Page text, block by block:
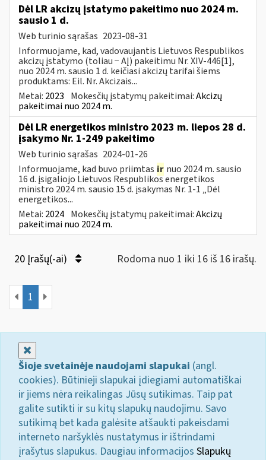
Dėl LR akcizų įstatymo pakeitimo nuo 2024 m.
sausio 1 d.
Web turinio sąrašas 2023-08-31
Informuojame, kad, vadovaujantis Lietuvos Respublikos
akcizų įstatymo (toliau − AĮ) pakeitimu Nr. XIV-446[1],
nuo 2024 m. sausio 1 d. keičiasi akcizų tarifai šiems
produktams: Eil. Nr. Akcizais...
Metai: 2023 Mokesčių įstatymų pakeitimai:Akcizų
pakeitimai nuo 2024 m.
Dėl LR energetikos ministro 2023 m. liepos 28 d.
įsakymo Nr. 1-249 pakeitimo
Web turinio sąrašas 2024-01-26
Informuojame, kad buvo priimtas ir nuo 2024 m. sausio
16 d. įsigaliojo Lietuvos Respublikos energetikos
ministro 2024 m. sausio 15 d. įsakymas Nr. 1-1 „Dėl
energetikos...
Metai: 2024 Mokesčių įstatymų pakeitimai:Akcizų
pakeitimai nuo 2024 m.
20 Įrašų(-ai) Rodoma nuo 1 iki 16 iš 16 irašų.
1
Šioje svetainėje naudojami slapukai (angl.
cookies). Būtinieji slapukai įdiegiami automatiškai
ir jiems nėra reikalingas Jūsų sutikimas. Taip pat
galite sutikti ir su kitų slapukų naudojimu. Savo
sutikimą bet kada galėsite atšaukti pakeisdami
interneto naršyklės nustatymus ir ištrindami
įrašytus slapukus. Daugiau informacijos Slapukų